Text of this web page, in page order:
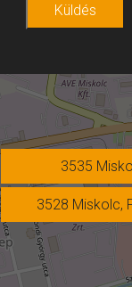
Küldés
3535
3528 Miskolc,